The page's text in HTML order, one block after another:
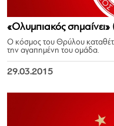
«Ολυμπιακός
Ο κόσμος του Θρύλου
την αγαπημένη του ομάδα.
29.03.2015